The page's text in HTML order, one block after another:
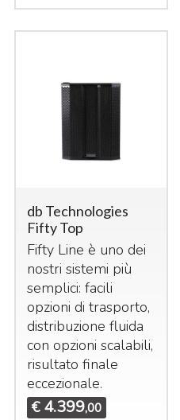
db Technologies
Fifty Top
Fifty Line è uno dei
nostri sistemi più
semplici: facili
opzioni di trasporto,
distribuzione fluida
con opzioni scalabili,
risultato finale
eccezionale.
€ 4.399,00